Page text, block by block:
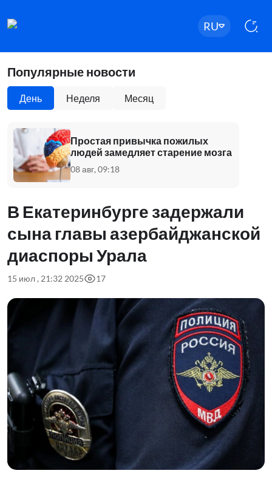
RU
Популярные новости
День Неделя Месяц
Простая привычка пожилых
людей замедляет старение мозга
08 авг, 09:18
В Екатеринбурге задержали
сына главы азербайджанской
диаспоры Урала
15 июл , 21:32 2025 17